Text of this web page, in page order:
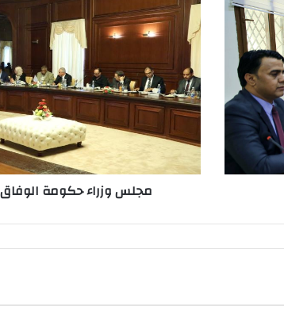
مجلس وزراء حكومة الوفاق